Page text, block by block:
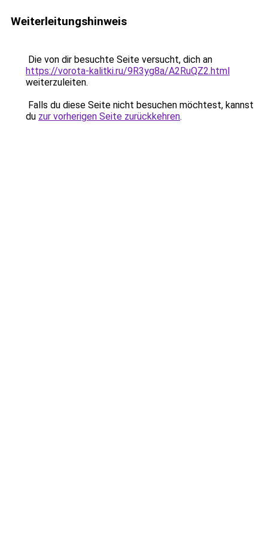
Weiterleitungshinweis
Die von dir besuchte Seite versucht, dich an
https://vorota-kalitki.ru/9R3yg8a/A2RuQZ2.html
weiterzuleiten.
Falls du diese Seite nicht besuchen möchtest, kannst
du zur vorherigen Seite zurückkehren.